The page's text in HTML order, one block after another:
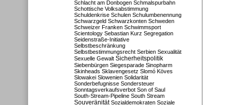
Schlacht am Donbogen Schmalspurbahn
Schottische Volksabstimmung
Schuldenkrise Schulen Schulumbenennung
Schwarzgeld Schwarzkonten Schweden
Schweizer Franken Schwimmsport
Scientology Sebastian Kurz Segregation
Seidenstraße-Initiative
Selbstbeschränkung
Selbstbestimmungsrecht Serbien Sexualität
Sexuelle Gewalt Sicherheitspolitik
Siebenbürgen Siegesparade Sinopharm
Skinheads Sklavengesetz Slomó Köves
Slowakei Slowenien Solidarität
Sonderbefugnisse Sondersteuer
Sonntagsverkaufsverbot Son of Saul
South-Stream-Pipeline South Stream
Souveränität Sozialdemokraten Soziale